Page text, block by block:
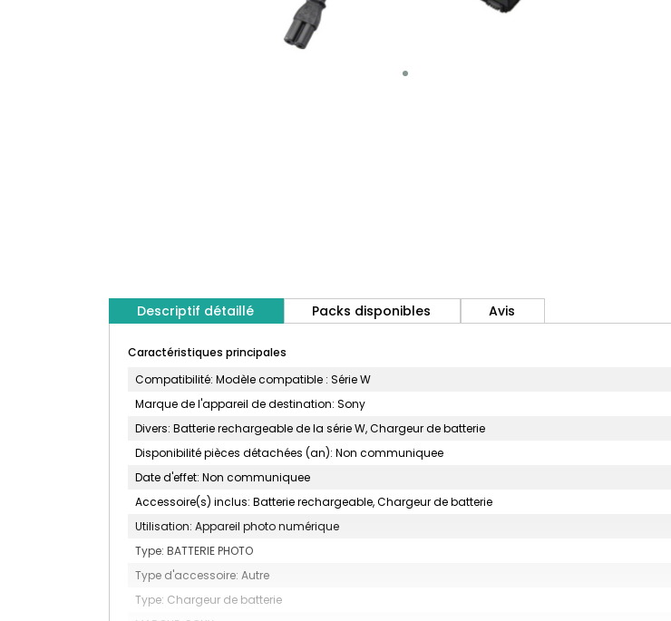
Descriptif détaillé Packs disponibles Avis
Caractéristiques principales
Compatibilité: Modèle compatible : Série W
Marque de l'appareil de destination: Sony
Divers: Batterie rechargeable de la série W, Chargeur de batterie
Disponibilité pièces détachées (an): Non communiquee
Date d'effet: Non communiquee
Accessoire(s) inclus: Batterie rechargeable, Chargeur de batterie
Utilisation: Appareil photo numérique
Type: BATTERIE PHOTO
Type d'accessoire: Autre
Type: Chargeur de batterie